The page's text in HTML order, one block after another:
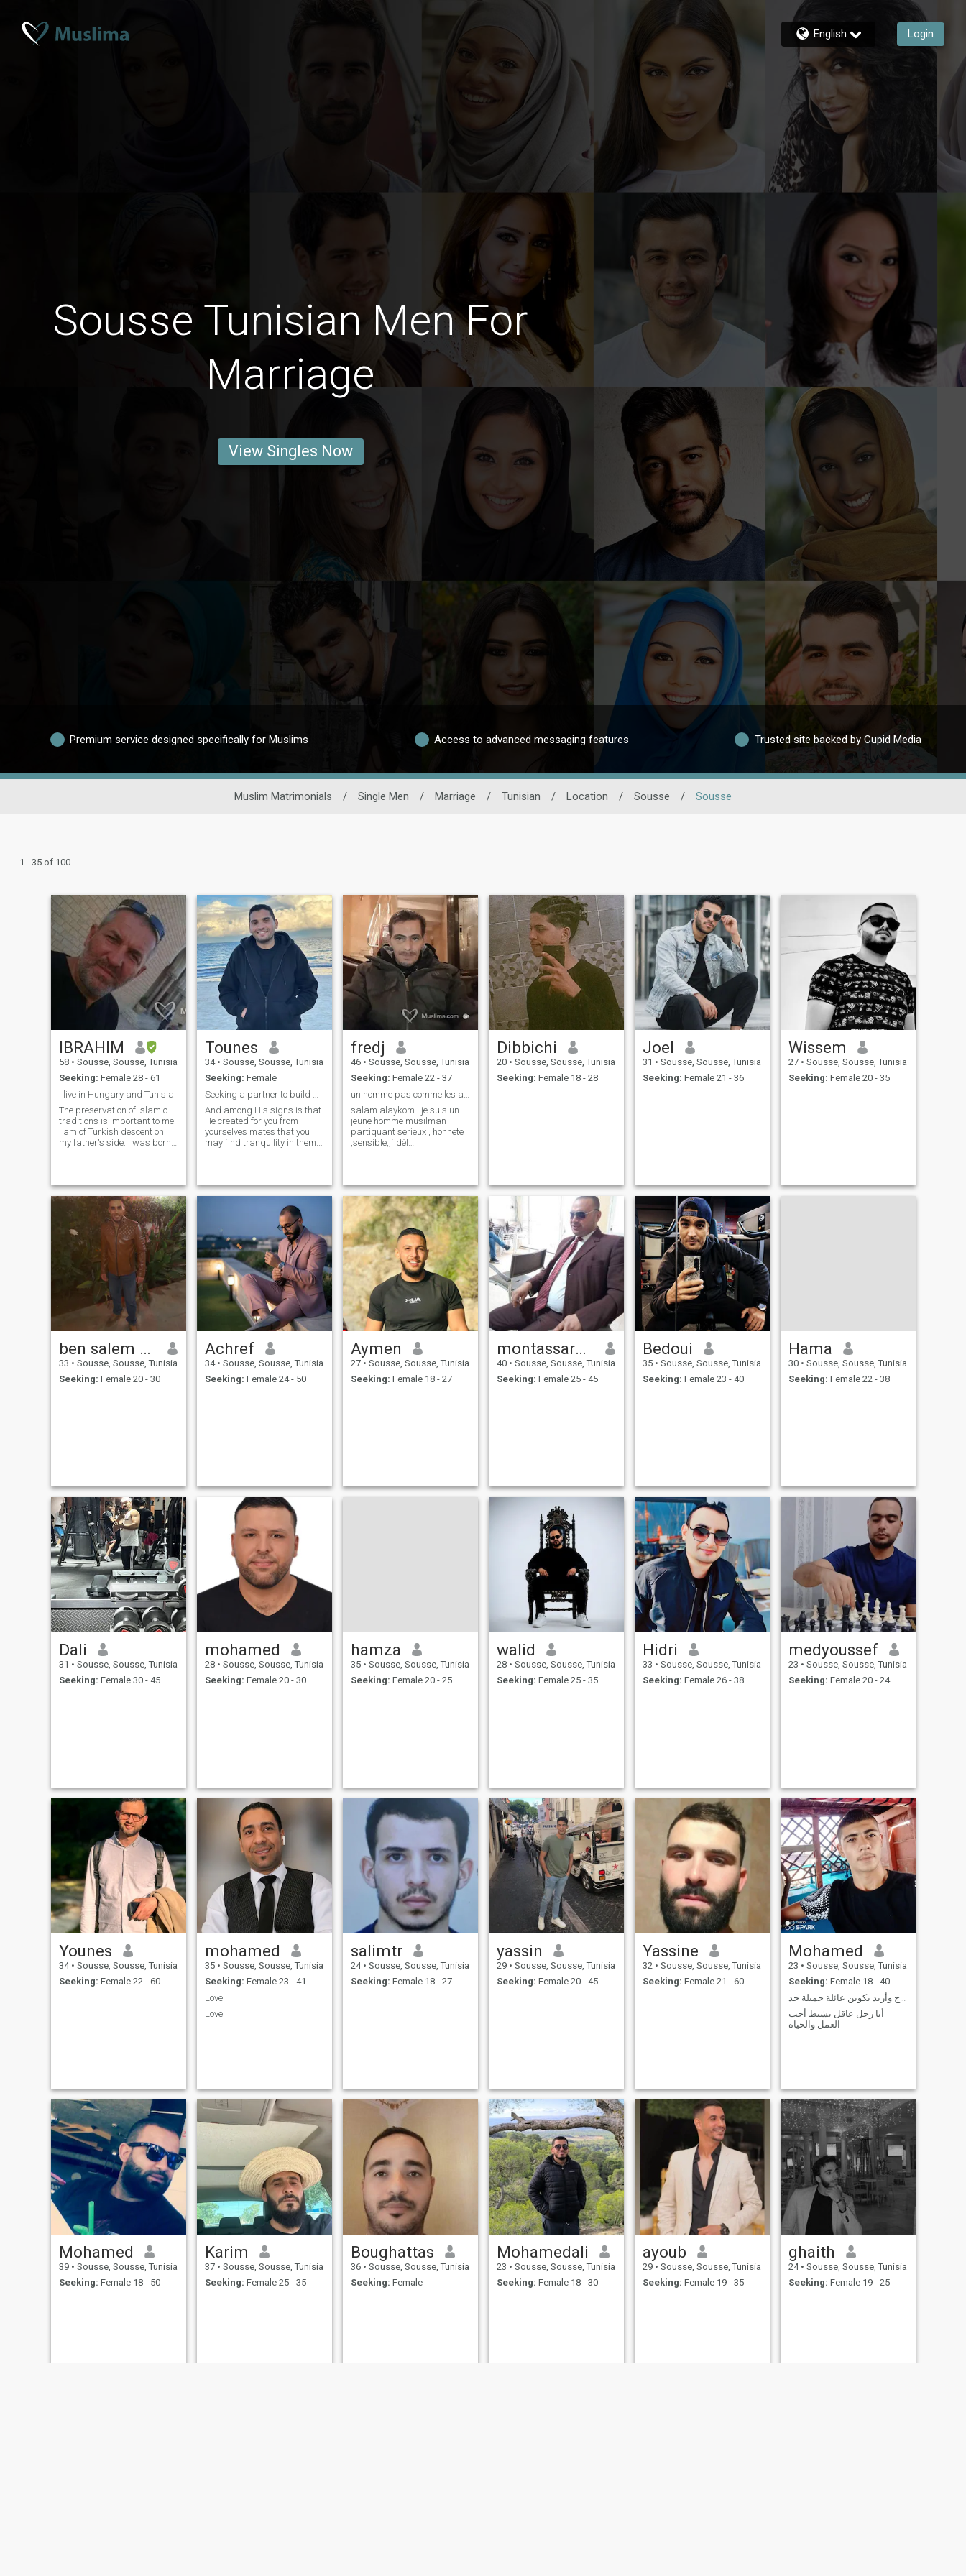
English Login
Sousse Tunisian Men For
Marriage
View Singles Now
Premium service designed specifically for Muslims Access to advanced messaging features Trusted site backed by Cupid Media
Muslim Matrimonials / Single Men / Marriage / Tunisian / Location / Sousse / Sousse
1 - 35 of 100
IBRAHIM
58 • Sousse, Sousse, Tunisia
Seeking: Female 28 - 61
I live in Hungary and Tunisia
The preservation of Islamic
traditions is important to me.
I am of Turkish descent on
my father's side. I was born
become human. My parents
taught me how to behave
Tounes
34 • Sousse, Sousse, Tunisia
Seeking: Female
And among His signs is that
He created for you from
yourselves mates that you
may find tranquility in them."
practicing Muslim man who
believes in leading life with
fredj
46 • Sousse, Sousse, Tunisia
Seeking: Female 22 - 37
salam alaykom . je suis un
jeune homme musilman
partiquant serieux , honnete
,sensible,,fidèl
le monde,je suis aussi
divocer pas tes long temp.je
veux bien refai
Dibbichi
20 • Sousse, Sousse, Tunisia
Seeking: Female 18 - 28
Joel
31 • Sousse, Sousse, Tunisia
Seeking: Female 21 - 36
Wissem
27 • Sousse, Sousse, Tunisia
Seeking: Female 20 - 35
ben salem achref
33 • Sousse, Sousse, Tunisia
Seeking: Female 20 - 30
Achref
34 • Sousse, Sousse, Tunisia
Seeking: Female 24 - 50
Aymen
27 • Sousse, Sousse, Tunisia
Seeking: Female 18 - 27
montassarmehrez
40 • Sousse, Sousse, Tunisia
Seeking: Female 25 - 45
Bedoui
35 • Sousse, Sousse, Tunisia
Seeking: Female 23 - 40
Hama
30 • Sousse, Sousse, Tunisia
Seeking: Female 22 - 38
Dali
31 • Sousse, Sousse, Tunisia
Seeking: Female 30 - 45
mohamed
28 • Sousse, Sousse, Tunisia
Seeking: Female 20 - 30
hamza
35 • Sousse, Sousse, Tunisia
Seeking: Female 20 - 25
walid
28 • Sousse, Sousse, Tunisia
Seeking: Female 25 - 35
Hidri
33 • Sousse, Sousse, Tunisia
Seeking: Female 26 - 38
medyoussef
23 • Sousse, Sousse, Tunisia
Seeking: Female 20 - 24
Younes
34 • Sousse, Sousse, Tunisia
Seeking: Female 22 - 60
‏mohamed
35 • Sousse, Sousse, Tunisia
Seeking: Female 23 - 41
Love
Love
salimtr
24 • Sousse, Sousse, Tunisia
Seeking: Female 18 - 27
yassin
29 • Sousse, Sousse, Tunisia
Seeking: Female 20 - 45
Yassine
32 • Sousse, Sousse, Tunisia
Seeking: Female 21 - 60
Mohamed
23 • Sousse, Sousse, Tunisia
Seeking: Female 18 - 40
أنا رجل عاقل نشيط أحب
العمل والحياة
Mohamed
39 • Sousse, Sousse, Tunisia
Seeking: Female 18 - 50
Karim
37 • Sousse, Sousse, Tunisia
Seeking: Female 25 - 35
Boughattas
36 • Sousse, Sousse, Tunisia
Seeking: Female
Mohamedali
23 • Sousse, Sousse, Tunisia
Seeking: Female 18 - 30
ayoub
29 • Sousse, Sousse, Tunisia
Seeking: Female 19 - 35
ghaith
24 • Sousse, Sousse, Tunisia
Seeking: Female 19 - 25